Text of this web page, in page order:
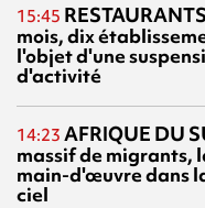
15:45
mois, dix
l'objet d'une
d'activité
14:23 AFRIQUE DU
massif de migrants,
main-d'œuvre dans
ciel